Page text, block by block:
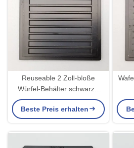
Reuseable 2 Zoll-bloße
Würfel-Behälter schwarze
kundengebundene Größe
ESD ABS
Beste Preis erhalten